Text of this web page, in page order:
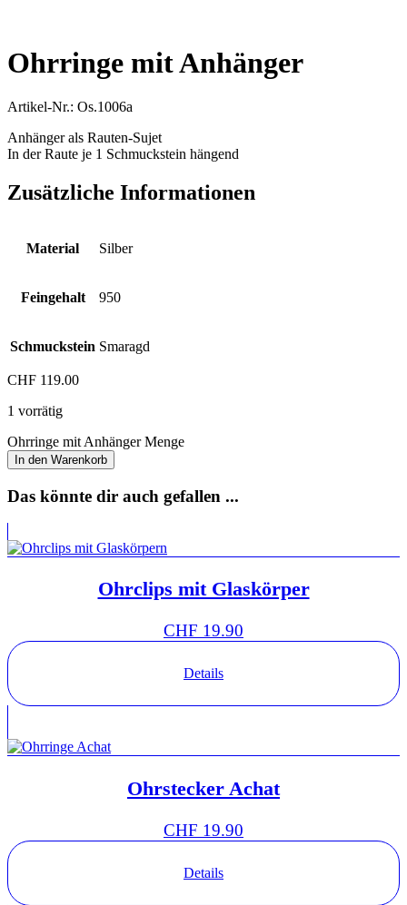
Ohrringe mit Anhänger
Artikel-Nr.: Os.1006a
Anhänger als Rauten-Sujet
In der Raute je 1 Schmuckstein hängend
Zusätzliche Informationen
Material Silber
Feingehalt 950
Schmuckstein Smaragd
CHF 119.00
1 vorrätig
Ohrringe mit Anhänger Menge
In den Warenkorb
Das könnte dir auch gefallen ...
Ohrclips mit Glaskörper
CHF 19.90
Details
Ohrstecker Achat
CHF 19.90
Details